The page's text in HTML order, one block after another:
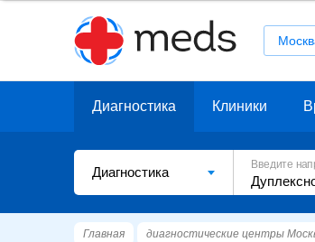
Диагностика Клиники
Диагностика
Введите
Главная диагностические центры